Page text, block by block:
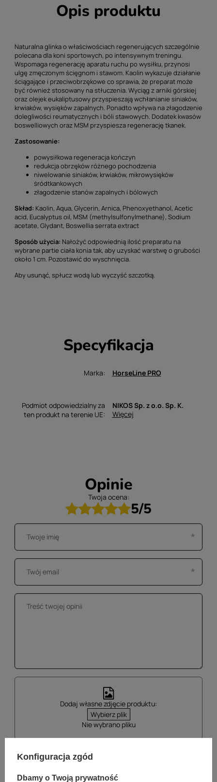
Opis produktu
Naturalna glinka o właściwościach regenerujących szczególnie
polecana dla koni sportowych, po intensywnym treningu.
Wspomaga regenerację aparatu ruchu po wysiłku, przynosi
ulgę zmęczonym ścięgnom i stawom. Kaolin wykazuje działanie
ściągające i przeciwobrzękowe co sprawia, że preparat może
być również stosowany na stłuczenia. Wyciąg z arniki górskiej
oraz olejek eukaliptusowy przyspieszają wchłanianie siniaków,
krwiaków, wysięków zapalnych. Ponadto wpływa na złagodzenie
dolegliwości reumatycznych i bóli stawowych. Dodatek kwasów
boswelliowych oraz MSM przyspiesza regenerację tkanek.
Zastosowanie:
powysiłkowa regeneracja kończyn
redukcja obrzęków różnego pochodzenia
niwelowanie siniaków, krwiaków, mikrowysięków
śródtkankowych
złagodzenie stanów zapalnych i bólowych
Skład: Kaolin, Aqua, Glycerin, Arnica, Phenoxyethanol, Acetic
acid, Eucalyptus oil, MSM (methylsulfonylmethane), Sodium
acetate, Glydant, Boswellia serrata extract
Sposób użycia: Nałożyć odpowiednią ilość preparatu na
wybrane partie ciała konia tak, aby uzyskać warstwę o grubości
około 1 cm. Pozostawić do wyschnięcia.
Aby usunąć, spłucz wodą lub wyczyść szczotką.
Specyfikacja
Marka HorseLine PRO
Podmiot odpowiedzialny za
ten produkt na terenie UE
NIKOS Sp. z o.o. Sp. K.
Więcej
Opinie
Twoja ocena:
5/5
Dodaj własne zdjęcie produktu:
Wybierz plik
Nie wybrano pliku
Wyślij opinię
Konfiguracja zgód
Dbamy o Twoją prywatność